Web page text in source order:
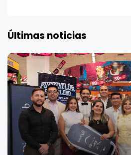
Últimas noticias